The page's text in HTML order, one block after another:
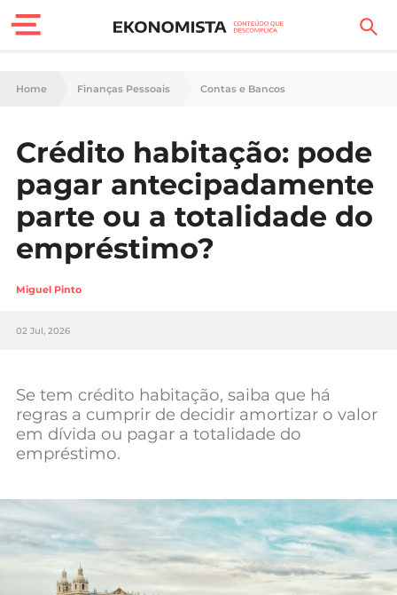
Finanças Pessoais
Carreira
Casa
Lifestyle
Sociedade
Tecnologia
Negócios
Mundial 2026
Home Finanças Pessoais Contas e Bancos
Crédito habitação: pode
pagar antecipadamente
parte ou a totalidade do
empréstimo?
Miguel Pinto
02 Jul, 2026
Se tem crédito habitação, saiba que há
regras a cumprir de decidir amortizar o valor
em dívida ou pagar a totalidade do
empréstimo.